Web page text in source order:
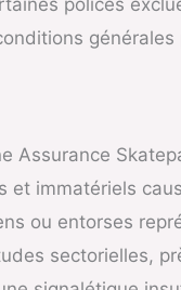
générales
Assurance
et immatériels
ou entorses
sectorielles,